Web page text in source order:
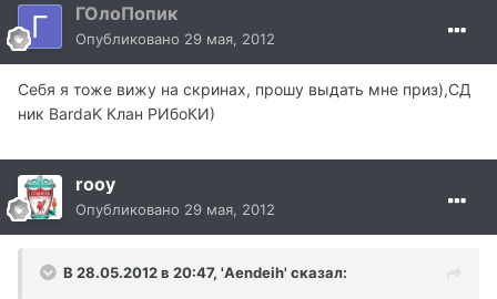
ГОлоПопик
Опубликовано 29 мая, 2012
Себя я тоже вижу на скринах, прошу выдать мне приз),СД
ник BardaK Клан РИбоКИ)
rooy
Опубликовано 29 мая, 2012
В 28.05.2012 в 20:47, 'Aendeih' сказал: